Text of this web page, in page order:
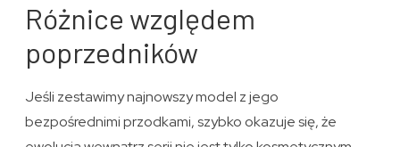
Różnice względem
poprzedników
Jeśli zestawimy najnowszy model z jego
bezpośrednimi przodkami, szybko okazuje się, że